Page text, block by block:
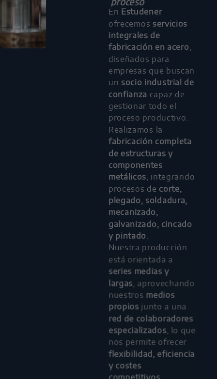
En Estudener
ofrecemos servicios
integrales de
fabricación en acero,
diseñados para
empresas que buscan
un socio industrial de
confianza capaz de
gestionar todo el
proceso productivo.
Realizamos la
fabricación completa
de estructuras y
componentes
metálicos, integrando
procesos de corte,
plegado, soldadura,
mecanizado,
galvanizado, cincado
y pintado.
Nuestra producción
está orientada a
series medias y
largas , aprovechando
nuestros medios
propios junto a una
red de colaboradores
especializados, lo que
nos permite ofrecer
flexibilidad, eficiencia
y costes